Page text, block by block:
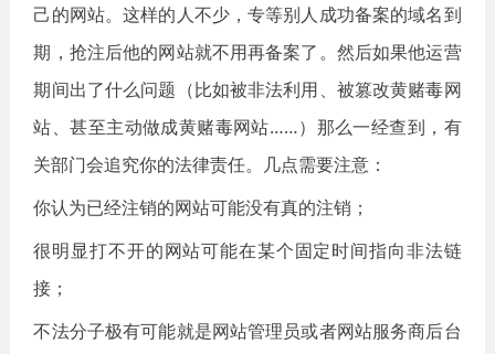
己的网站。这样的人不少，专等别人成功备案的域名到
期，抢注后他的网站就不用再备案了。然后如果他运营
期间出了什么问题（比如被非法利用、被篡改黄赌毒网
站、甚至主动做成黄赌毒网站……）那么一经查到，有
关部门会追究你的法律责任。几点需要注意：
你认为已经注销的网站可能没有真的注销；
很明显打不开的网站可能在某个固定时间指向非法链
接；
不法分子极有可能就是网站管理员或者网站服务商后台